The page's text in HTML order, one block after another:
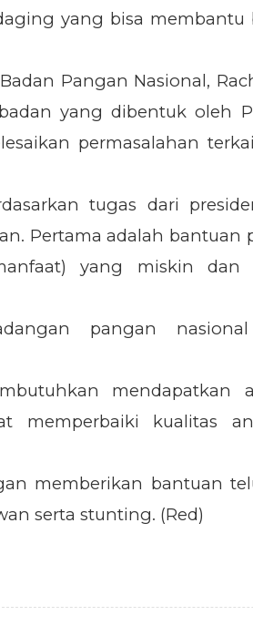
yang bisa membantu
Pangan Nasional,
yang dibentuk oleh
permasalahan
tugas dari
Pertama adalah bantuan
yang miskin dan
pangan nasional
mendapatkan
kualitas
memberikan bantuan
serta stunting. (Red)